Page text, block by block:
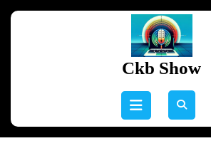
Ckb Show
Open